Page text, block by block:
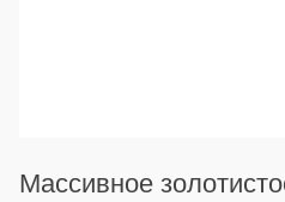
Массивное